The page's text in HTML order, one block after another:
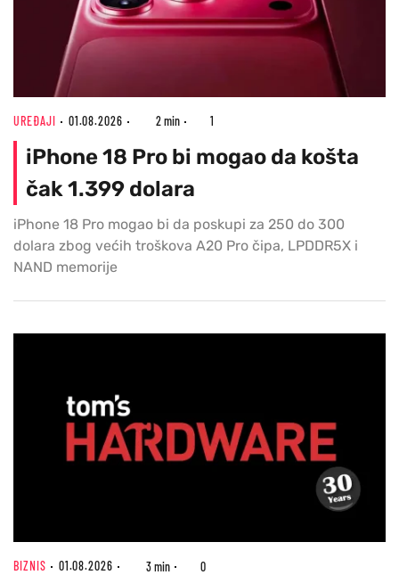
UREĐAJI 01.08.2026 2 min 1
iPhone 18 Pro bi mogao da košta
čak 1.399 dolara
iPhone 18 Pro mogao bi da poskupi za 250 do 300
dolara zbog većih troškova A20 Pro čipa, LPDDR5X i
NAND memorije
BIZNIS 01.08.2026 3 min 0